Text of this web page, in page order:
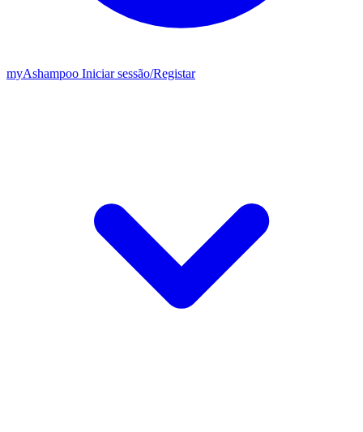
myAshampoo Iniciar sessão/Registar